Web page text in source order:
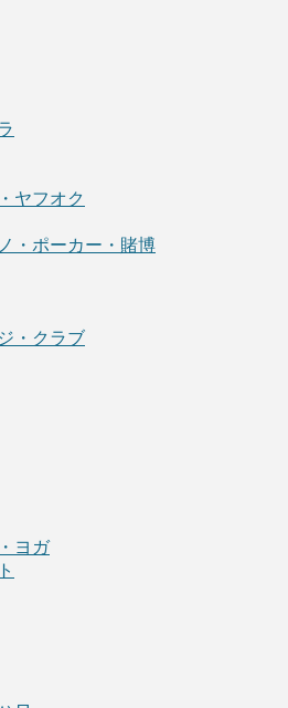
ヤフオク
・ポーカー・賭博
・クラブ
ヨガ